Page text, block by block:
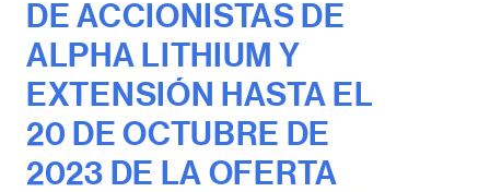
DE ACCIONISTAS DE
ALPHA LITHIUM Y
EXTENSIÓN HASTA EL
20 DE OCTUBRE DE
2023 DE LA OFERTA